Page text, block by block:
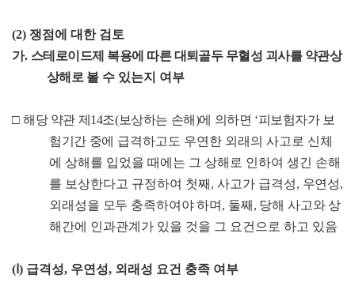
(2) 쟁점에 대한 검토
가. 스테로이드제 복용에 따른 대퇴골두 무혈성 괴사를 약관상
상해로 볼 수 있는지 여부
□ 해당 약관 제 14조(보상하는 손해)에 의하면 ‘피보험자가 보
험기간 중에 급격하고도 우연한 외래의 사고로 신체
에 상해를 입었을 때에는 그 상해로 인하여 생긴 손해
를 보상한다고 규정하여 첫째 ,사고가 급격성, 우연성,
외래성을 모두 충족하여야 하며 , 둘째 , 당해 사고와 상
해간에 인과관계가 있을 것을 그 요건으로 하고 있음
(ⅰ) 급격성, 우연성, 외래성 요건 충족 여부